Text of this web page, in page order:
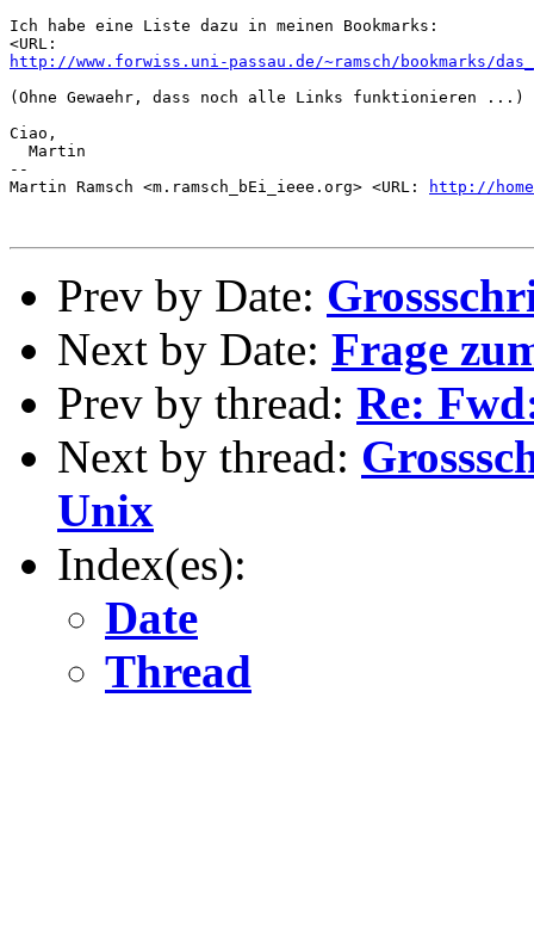
Ich habe eine Liste dazu in meinen Bookmarks:
http://www.forwiss.uni-passau.de/~ramsch/bookmarks/
(Ohne Gewaehr, dass noch alle Links funktionieren ...)
Ciao,
  Martin
--
Martin Ramsch <m.ramsch_bEi_ieee.org> <URL:
http://
Prev by Date:
Next by Date: Frage
Prev by thread: Re:
Next by thread:
Unix
Index(es):
Date
Thread